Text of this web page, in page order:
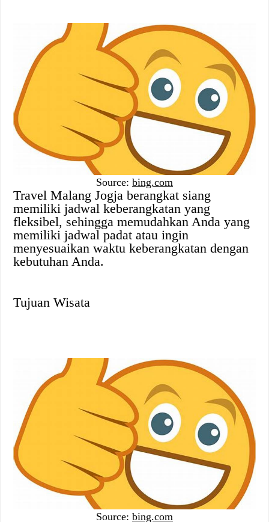
Source: bing.com
Travel Malang Jogja berangkat siang
memiliki jadwal keberangkatan yang
fleksibel, sehingga memudahkan Anda yang
memiliki jadwal padat atau ingin
menyesuaikan waktu keberangkatan dengan
kebutuhan Anda.
Tujuan Wisata
Source: bing.com